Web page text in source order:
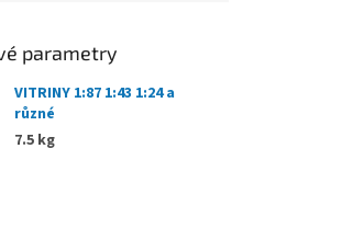
parametry
VITRINY 1:87 1:43 1:24 a
různé
7.5 kg